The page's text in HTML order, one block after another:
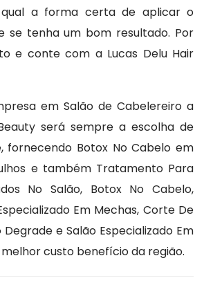
a forma certa de aplicar o
se tenha um bom resultado. Por
e conte com a Lucas Delu Hair
em Salão de Cabelereiro a
será sempre a escolha de
fornecendo Botox No Cabelo em
e também Tratamento Para
No Salão, Botox No Cabelo,
Em Mechas, Corte De
e Salão Especializado Em
custo benefício da região.